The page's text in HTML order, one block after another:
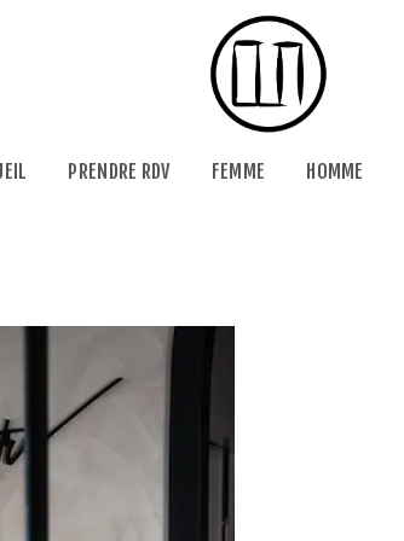
PRENDRE RDV FEMME HOMME